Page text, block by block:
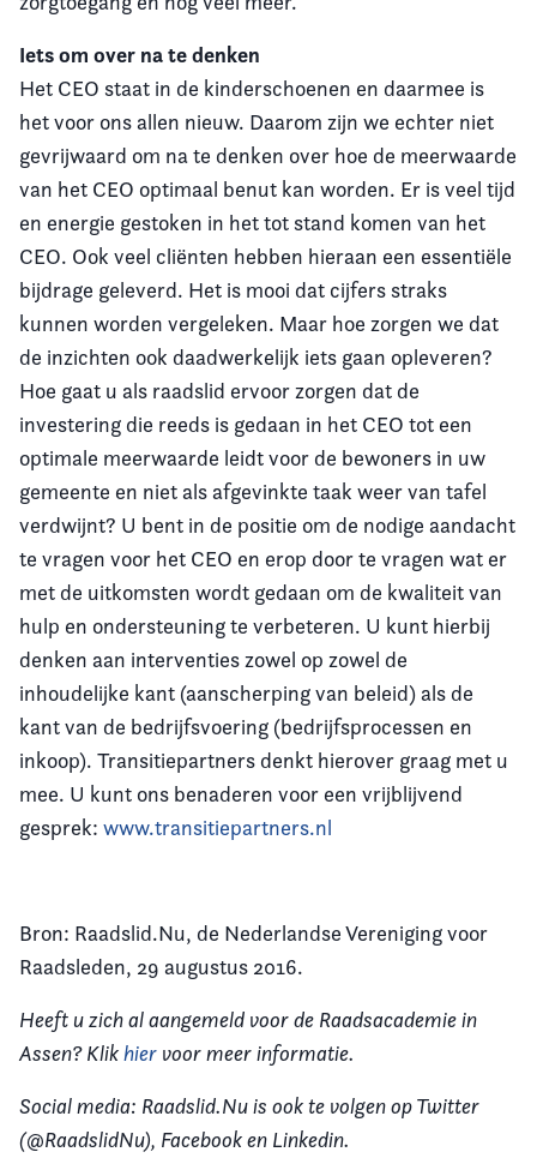
Iets om over na te denken
Het CEO staat in de kinderschoenen en daarmee is
het voor ons allen nieuw. Daarom zijn we echter niet
gevrijwaard om na te denken over hoe de meerwaarde
van het CEO optimaal benut kan worden. Er is veel tijd
en energie gestoken in het tot stand komen van het
CEO. Ook veel cliënten hebben hieraan een essentiële
bijdrage geleverd. Het is mooi dat cijfers straks
kunnen worden vergeleken. Maar hoe zorgen we dat
de inzichten ook daadwerkelijk iets gaan opleveren?
Hoe gaat u als raadslid ervoor zorgen dat de
investering die reeds is gedaan in het CEO tot een
optimale meerwaarde leidt voor de bewoners in uw
gemeente en niet als afgevinkte taak weer van tafel
verdwijnt? U bent in de positie om de nodige aandacht
te vragen voor het CEO en erop door te vragen wat er
met de uitkomsten wordt gedaan om de kwaliteit van
hulp en ondersteuning te verbeteren. U kunt hierbij
denken aan interventies zowel op zowel de
inhoudelijke kant (aanscherping van beleid) als de
kant van de bedrijfsvoering (bedrijfsprocessen en
inkoop). Transitiepartners denkt hierover graag met u
mee. U kunt ons benaderen voor een vrijblijvend
gesprek: www.transitiepartners.nl
Bron: Raadslid.Nu, de Nederlandse Vereniging voor
Raadsleden, 29 augustus 2016.
Heeft u zich al aangemeld voor de Raadsacademie in
Assen? Klikhier voor meer informatie.
Social media: Raadslid.Nu is ook te volgen op Twitter
(@RaadslidNu), Facebook en Linkedin.